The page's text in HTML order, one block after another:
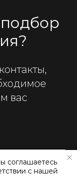
вас
соглашаетесь
с нашей